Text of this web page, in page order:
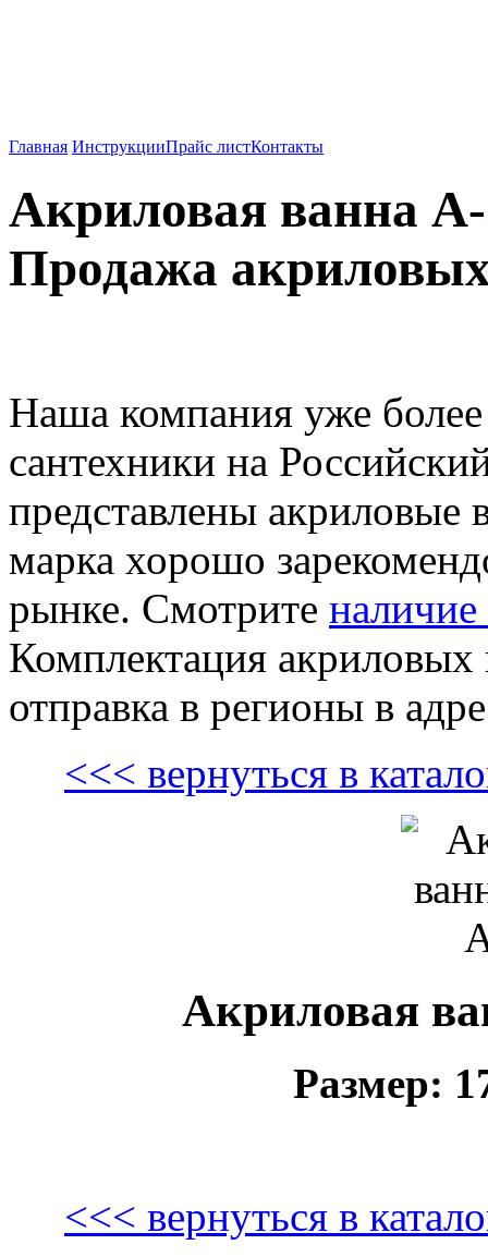
Главная ИнструкцииПрайс листКонтакты
Акриловая ванна
Продажа
Наша компания уже
сантехники на
представлены
марка хорошо
рынке. Смотрите
Комплектация акриловых
отправка в регионы в
<<< вернуться в
Акриловая
Размер:
<<< вернуться в